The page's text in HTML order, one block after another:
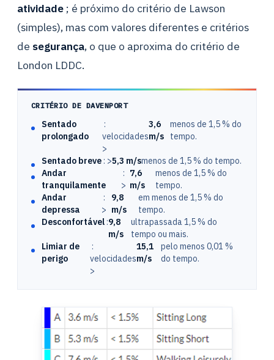
atividade ; é próximo do critério de Lawson
(simples), mas com valores diferentes e critérios
de segurança, o que o aproxima do critério de
London LDDC.
CRITÉRIO DE DAVENPORT
Sentado
prolongado
:
velocidades
>
3,6
m/s
menos de 1,5 % do
tempo.
Sentado breve : >5,3 m/smenos de 1,5 % do tempo.
Andar
tranquilamente
:
>
7,6
m/s
menos de 1,5 % do
tempo.
Andar
depressa
:
>
9,8
m/s
em menos de 1,5 % do
tempo.
Desconfortável :9,8
m/s
ultrapassada 1,5 % do
tempo ou mais.
Limiar de
perigo
:
velocidades
>
15,1
m/s
pelo menos 0,01 %
do tempo.